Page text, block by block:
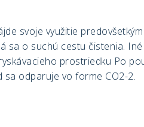
svoje využitie
sa o suchú cestu čistenia.
prostriedku Po
sa odparuje vo forme CO2-2.